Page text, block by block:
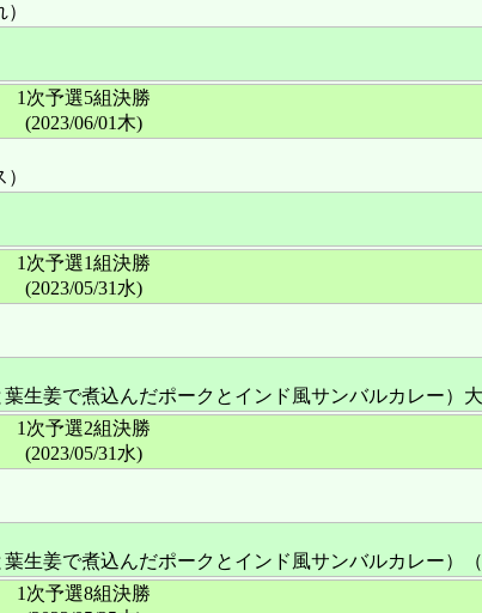
1次予選5組決勝
(2023/06/01木)
1次予選1組決勝
(2023/05/31水)
生姜で煮込んだポークとインド風サンバルカレー）
1次予選2組決勝
(2023/05/31水)
生姜で煮込んだポークとインド風サンバルカレー）（
1次予選8組決勝